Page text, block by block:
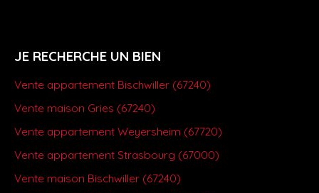
JE RECHERCHE UN BIEN
Vente appartement Bischwiller (67240)
Vente maison Gries (67240)
Vente appartement Weyersheim (67720)
Vente appartement Strasbourg (67000)
Vente maison Bischwiller (67240)